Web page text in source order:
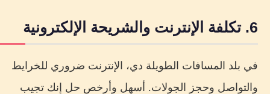
6. تكلفة الإنترنت والشريحة الإلكترونية
في بلد المسافات الطويلة دي، الإنترنت ضروري للخرايط
والتواصل وحجز الجولات. أسهل وأرخص حل إنك تجيب